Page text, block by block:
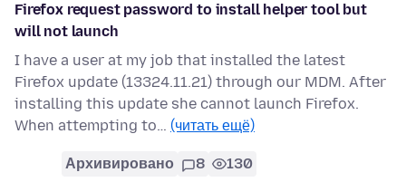
Firefox request password to install helper tool but
will not launch
I have a user at my job that installed the latest
Firefox update (13324.11.21) through our MDM. After
installing this update she cannot launch Firefox.
When attempting to… (читать ещё)
Архивировано 8 130